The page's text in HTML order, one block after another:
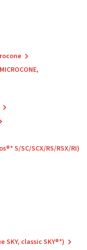
S/SC/SCX/RS/RSX/RI)
SKY, classic SKY®*)